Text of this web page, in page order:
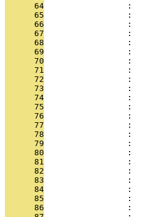
      64
:
      65
:
      66
:
      67
:
      68
:
      69
:
      70
:
      71
:
      72
:
      73
:
      74
:
      75
:
      76
:
      77
:
      78
:
      79
:
      80
:
      81
:
      82
:
      83
:
      84
:
      85
:
      86
: